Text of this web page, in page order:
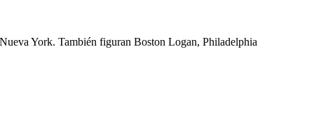
York. También figuran Boston Logan, Philadelphia